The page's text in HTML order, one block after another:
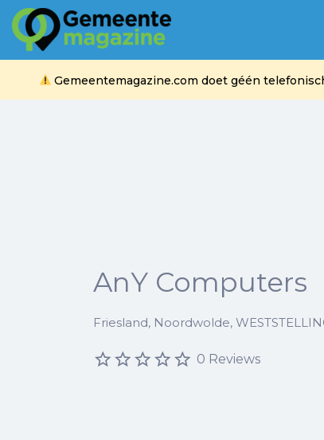
Gemeentemagazine.com doet géén
Zoek
naar:
AnY Computers
Friesland, Noordwolde,
0 Reviews